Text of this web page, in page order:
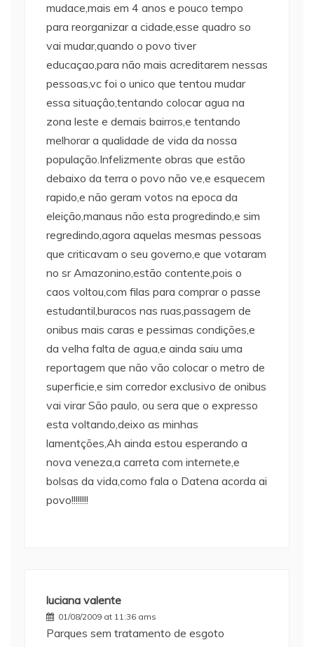
mudace,mais em 4 anos e pouco tempo
para reorganizar a cidade,esse quadro so
vai mudar,quando o povo tiver
educaçao,para não mais acreditarem nessas
pessoas,vc foi o unico que tentou mudar
essa situaçâo,tentando colocar agua na
zona leste e demais bairros,e tentando
melhorar a qualidade de vida da nossa
população.Infelizmente obras que estão
debaixo da terra o povo não ve,e esquecem
rapido,e não geram votos na epoca da
eleição,manaus não esta progredindo,e sim
regredindo,agora aquelas mesmas pessoas
que criticavam o seu governo,e que votaram
no sr Amazonino,estão contente,pois o
caos voltou,com filas para comprar o passe
estudantil,buracos nas ruas,passagem de
onibus mais caras e pessimas condições,e
da velha falta de agua,e ainda saiu uma
reportagem que não vão colocar o metro de
superficie,e sim corredor exclusivo de onibus
vai virar São paulo, ou sera que o expresso
esta voltando,deixo as minhas
lamentções,Ah ainda estou esperando a
nova veneza,a carreta com internete,e
bolsas da vida,como fala o Datena acorda ai
povo!!!!!!!!
luciana valente
01/08/2009 at 11:36 ams
Parques sem tratamento de esgoto